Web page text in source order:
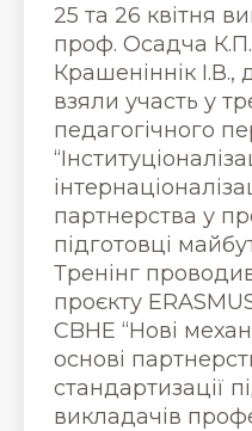
25 та 26 квітня
проф. Осадча
Крашеніннік І.В.,
взяли участь у
педагогічного
партнерства у
підготовці
Тренінг
проєкту
CBHE “Нові
основі
стандартизації
викладачів